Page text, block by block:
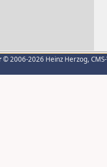
© 2006-2026 Heinz Herzog,